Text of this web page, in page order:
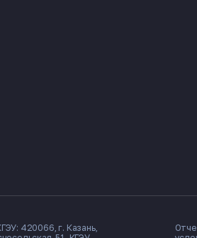
420066, г. Казань,